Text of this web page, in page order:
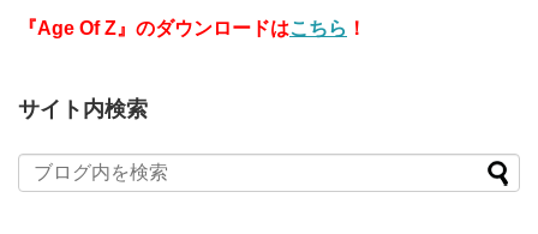
『Age Of Z』のダウンロードはこちら ！
サイト内検索